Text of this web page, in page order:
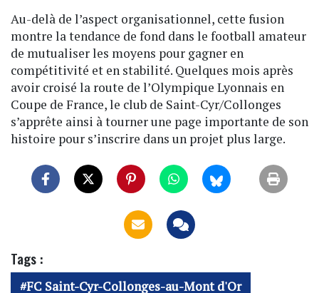
Au-delà de l’aspect organisationnel, cette fusion
montre la tendance de fond dans le football amateur
de mutualiser les moyens pour gagner en
compétitivité et en stabilité. Quelques mois après
avoir croisé la route de l’Olympique Lyonnais en
Coupe de France, le club de Saint-Cyr/Collonges
s’apprête ainsi à tourner une page importante de son
histoire pour s’inscrire dans un projet plus large.
Tags :
FC Saint-Cyr-Collonges-au-Mont d'Or